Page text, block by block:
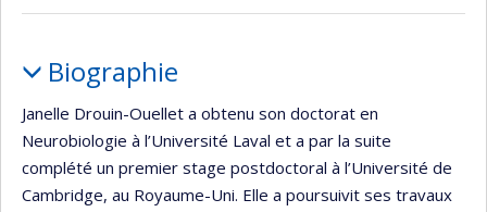
Biographie
Janelle Drouin-Ouellet a obtenu son doctorat en
Neurobiologie à l’Université Laval et a par la suite
complété un premier stage postdoctoral à l’Université de
Cambridge, au Royaume-Uni. Elle a poursuivit ses travaux